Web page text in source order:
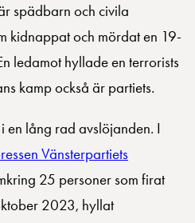
spädbarn och civila
kidnappat och mördat en 19-
ledamot hyllade en terrorists
kamp också är partiets.
en lång rad avslöjanden. I
Vänsterpartiets
25 personer som firat
2023, hyllat